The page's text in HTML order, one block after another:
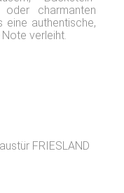
oder charmanten
eine authentische,
verleiht.
FRIESLAND